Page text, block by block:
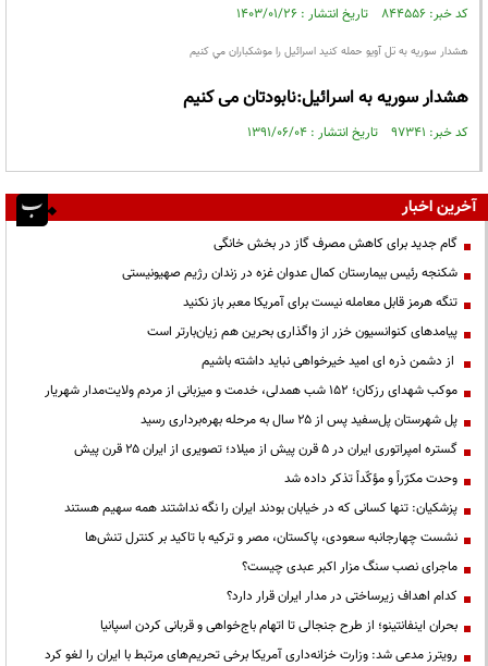
کد خبر: ۸۴۴۵۵۶ تاریخ انتشار : ۱۴۰۳/۰۱/۲۶
هشدار سوريه به تل آويو حمله كنيد اسرائيل را موشكباران مي كنيم
هشدار سوریه به اسرائیل:نابودتان می کنیم
کد خبر: ۹۷۳۴۱ تاریخ انتشار : ۱۳۹۱/۰۶/۰۴
آخرین اخبار
گام جدید برای کاهش مصرف گاز در بخش خانگی
شکنجه رئیس بیمارستان کمال عدوان غزه در زندان رژیم صهیونیستی
تنگه هرمز قابل معامله نیست برای آمریکا معبر باز نکنید
پیامدهای کنوانسیون خزر از واگذاری بحرین هم زیان‌بارتر است
از دشمن ذره ای امید خیرخواهی نباید داشته باشیم
موکب شهدای رزکان؛ ۱۵۲ شب همدلی، خدمت و میزبانی از مردم ولایت‌مدار شهریار
پل شهرستان پل‌سفید پس از ۲۵ سال به مرحله بهره‌برداری رسید
گستره امپراتوری ایران در ۵ قرن پیش از میلاد؛ تصویری از ایران ۲۵ قرن پیش
وحدت مکرّراً و مؤکّداً تذکر داده شد
پزشکیان: تنها کسانی که در خیابان بودند ایران را نگه نداشتند همه سهیم هستند
نشست چهارجانبه سعودی، پاکستان، مصر و ترکیه با تاکید بر کنترل تنش‌ها
ماجرای نصب سنگ مزار اکبر عبدی چیست؟
کدام اهداف زیرساختی در مدار ایران قرار دارد؟
بحران اینفانتینو؛ از طرح جنجالی تا اتهام باج‌خواهی و قربانی کردن اسپانیا
رویترز مدعی شد: وزارت خزانه‌داری آمریکا برخی تحریم‌های مرتبط با ایران را لغو کرد